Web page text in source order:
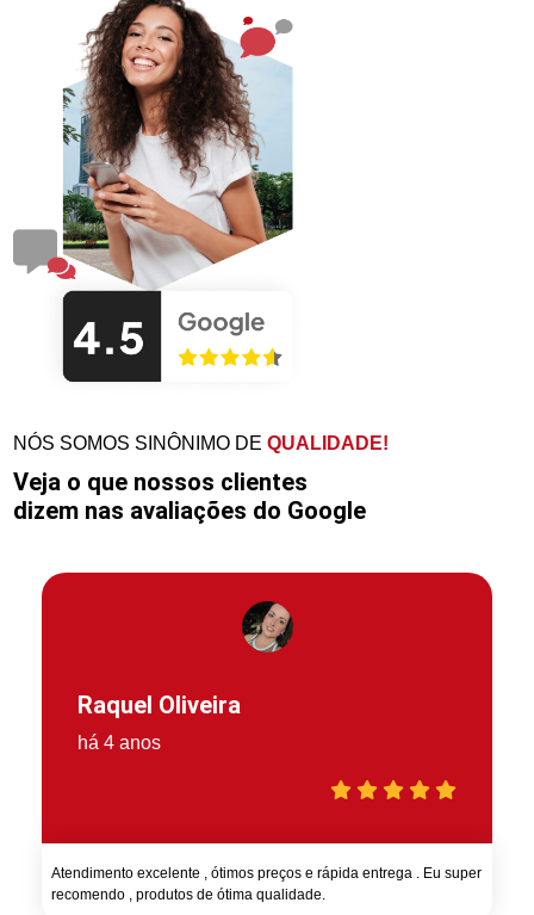
NÓS SOMOS SINÔNIMO DEQUALIDADE!
Veja o que nossos clientes
dizem nas avaliações do Google
Raquel Oliveira
há 4 anos
Atendimento excelente , ótimos preços e rápida entrega . Eu super
recomendo , produtos de ótima qualidade.